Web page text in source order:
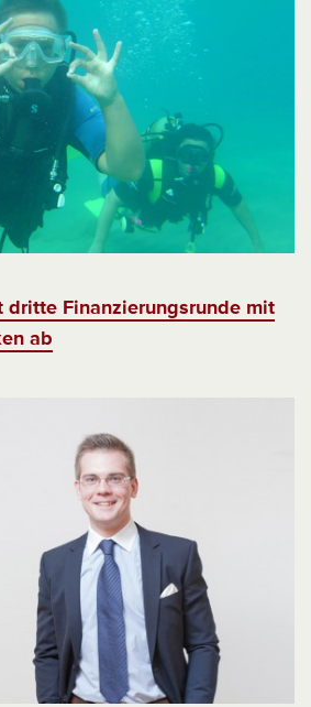
dritte Finanzierungsrunde mit
ab